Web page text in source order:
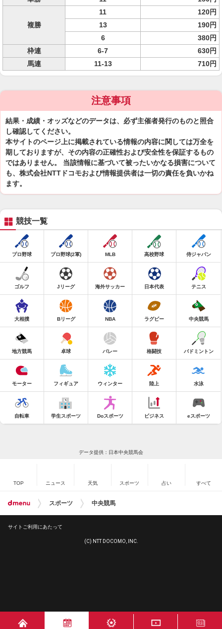
複勝
11
120円
13
190円
6
380円
枠連
6-7
630円
馬連
11-13 710円
注意事項
結果・成績・オッズなどのデータは、必ず主催者発行のものと照合
し確認してください。
本サイトのページ上に掲載されている情報の内容に関しては万全を
期しておりますが、その内容の正確性および安全性を保証するもの
ではありません。 当該情報に基づいて被ったいかなる損害について
も、株式会社NTTドコモおよび情報提供者は一切の責任を負いかね
ます。
競技一覧
プロ野球 プロ野球(2軍) MLB 高校野球 侍ジャパン
ゴルフ Jリーグ 海外サッカー 日本代表 テニス
大相撲 Bリーグ NBA ラグビー 中央競馬
地方競馬 卓球 バレー 格闘技 バドミントン
モーター フィギュア ウィンター 陸上 水泳
自転車 学生スポーツ Doスポーツ ビジネス eスポーツ
データ提供：日本中央競馬会
TOP ニュース 天気 スポーツ 占い すべて
スポーツ 中央競馬
サイトご利用にあたって
(C) NTT DOCOMO, INC.